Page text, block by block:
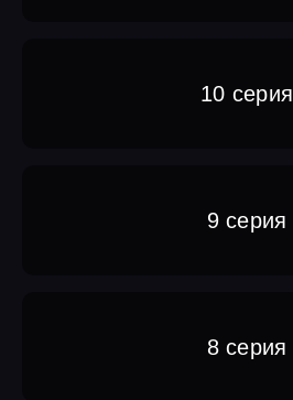
10 серия
9 серия
8 серия